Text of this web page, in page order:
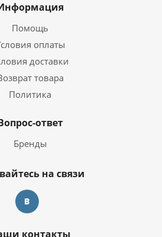
Помощь
оплаты
доставки
товара
Политика
ответ
Бренды
на связи
контакты